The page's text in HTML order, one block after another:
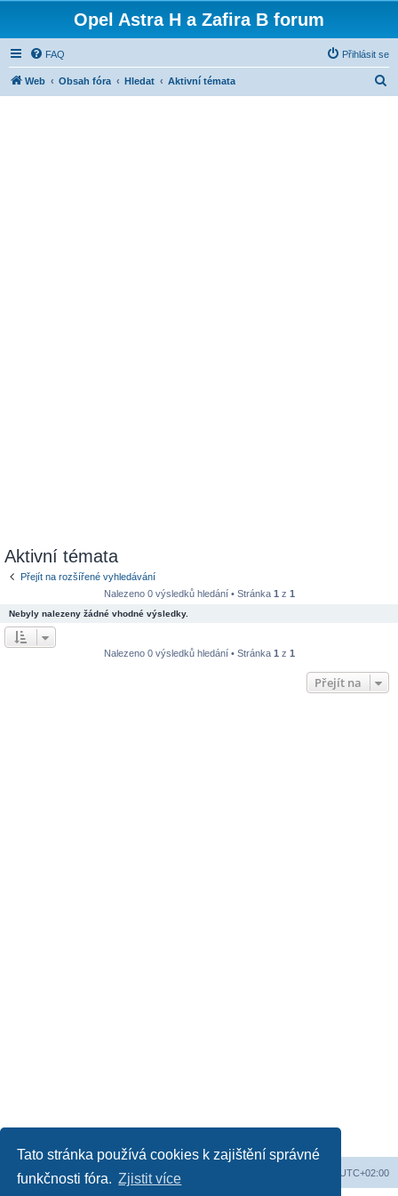
Tato stránka používá cookies k zajištění správné
funkčnosti fóra. Zjistit více
Opel Astra H a Zafira B forum
FAQ Přihlásit se
Web Obsah fóra Hledat Aktivní témata
Aktivní témata
Přejít na rozšířené vyhledávání
Nalezeno 0 výsledků hledání • Stránka 1 z 1
Nebyly nalezeny žádné vhodné výsledky.
Nalezeno 0 výsledků hledání • Stránka 1 z 1
Přejít na
Web Obsah fóra UTC+02:00